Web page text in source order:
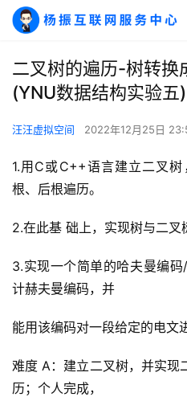
二叉树的遍历-树转换
(YNU数据结构实验五)
汪汪虚拟空间 2022年12月25日
1.用C或C++语言建立二叉
根、后根遍历。
2.在此基 础上，实现树与二叉
3.实现一个简单的哈夫曼编
计赫夫曼编码，并
能用该编码对一段给定的电文
难度 A：建立二叉树，并实现
历；个人完成，